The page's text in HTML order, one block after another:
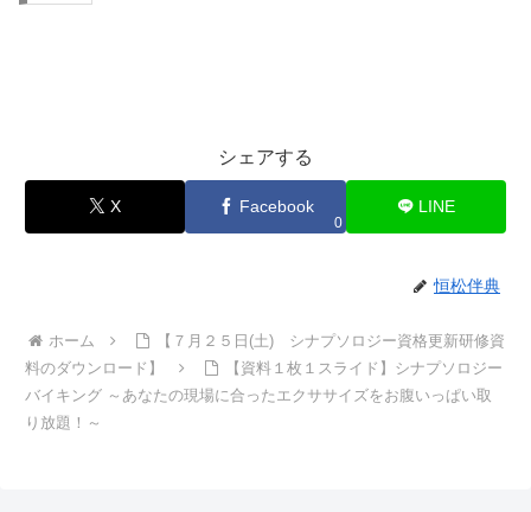
シェアする
X Facebook
0
LINE
恒松伴典
ホーム
【７月２５日(土) シナプソロジー資格更新研修資
料のダウンロード】
【資料１枚１スライド】シナプソロジー
バイキング ～あなたの現場に合ったエクササイズをお腹いっぱい取
り放題！～